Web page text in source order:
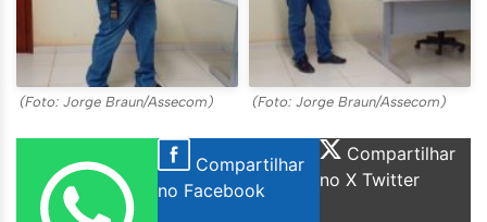
(Foto: Jorge Braun/Assecom) (Foto: Jorge Braun/Assecom)
Compartilhar
no Facebook
Compartilhar
no X Twitter